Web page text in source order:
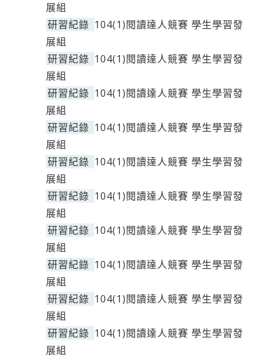
展組
研習紀錄 104(1)閱讀達人競賽 學生學習發
展組
研習紀錄 104(1)閱讀達人競賽 學生學習發
展組
研習紀錄 104(1)閱讀達人競賽 學生學習發
展組
研習紀錄 104(1)閱讀達人競賽 學生學習發
展組
研習紀錄 104(1)閱讀達人競賽 學生學習發
展組
研習紀錄 104(1)閱讀達人競賽 學生學習發
展組
研習紀錄 104(1)閱讀達人競賽 學生學習發
展組
研習紀錄 104(1)閱讀達人競賽 學生學習發
展組
研習紀錄 104(1)閱讀達人競賽 學生學習發
展組
研習紀錄 104(1)閱讀達人競賽 學生學習發
展組